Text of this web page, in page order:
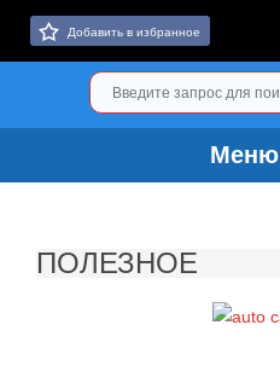
Добавить в избранное
Меню
ПОЛЕЗНОЕ